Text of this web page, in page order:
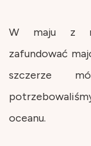
W maju z
zafundować
szczerze
oceanu.